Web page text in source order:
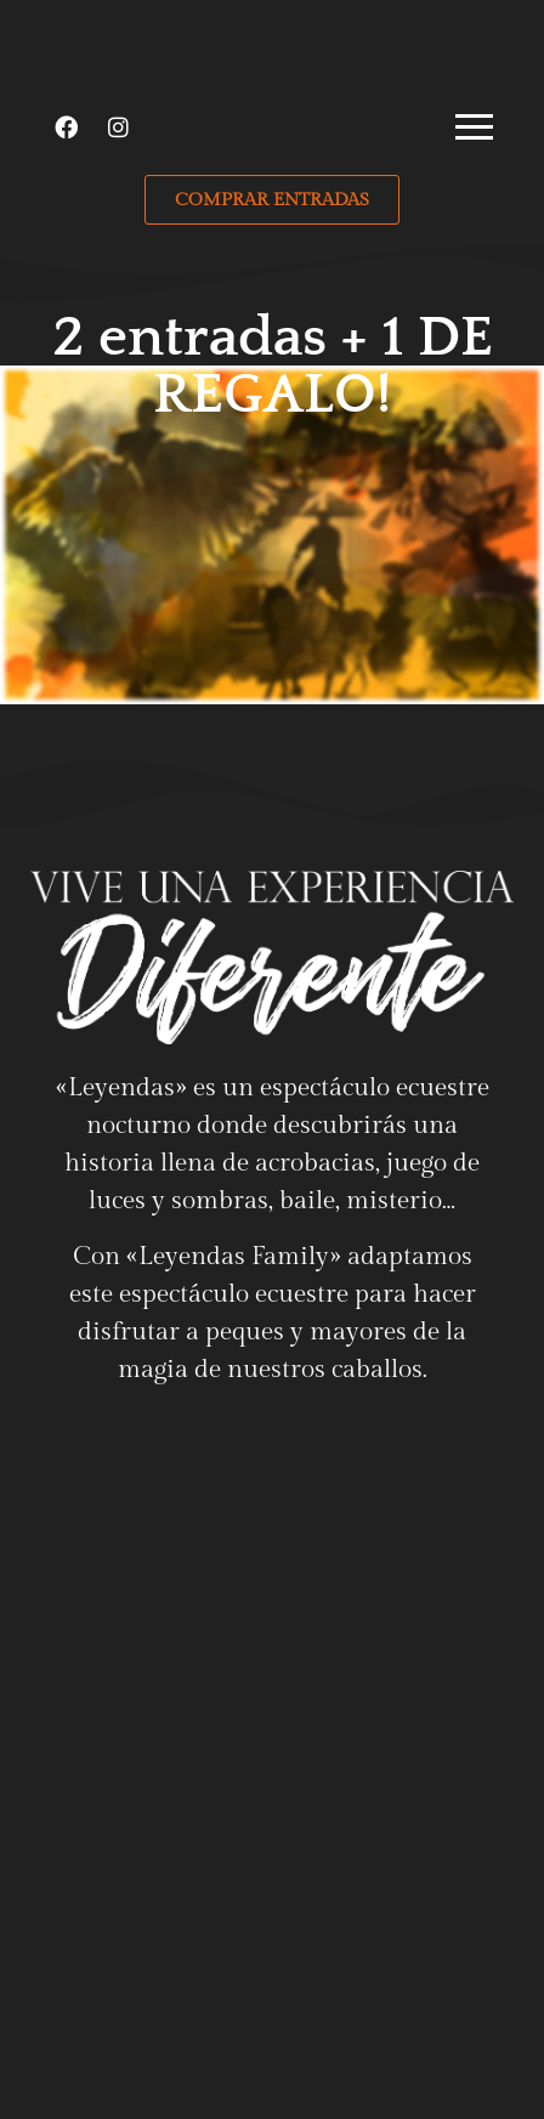
COMPRAR ENTRADAS
2 entradas + 1 DE
REGALO!
«Leyendas» es un espectáculo ecuestre
nocturno donde descubrirás una
historia llena de acrobacias, juego de
luces y sombras, baile, misterio…
Con «Leyendas Family» adaptamos
este espectáculo ecuestre para hacer
disfrutar a peques y mayores de la
magia de nuestros caballos.